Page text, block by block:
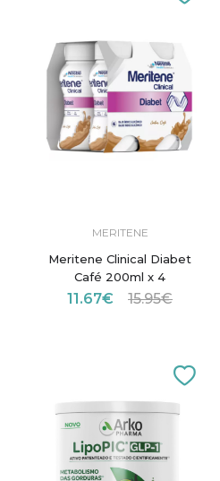
MERITENE
Meritene Clinical Diabet
Café 200ml x 4
11.67€ 15.95€